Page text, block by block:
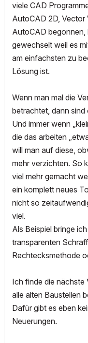
viele CAD
AutoCAD 2D, Vector
AutoCAD begonnen,
gewechselt weil es
am einfachsten zu
Lösung ist.
Wenn man mal die
betrachtet, dann sind
Und immer wenn
die das arbeiten
will man auf diese,
mehr verzichten. So
viel mehr gemacht
ein komplett neues
nicht so
viel.
Als Beispiel bringe
transparenten
Rechtecksmethode
Ich finde die nächste
alle alten Baustellen
Dafür gibt es eben
Neuerungen.